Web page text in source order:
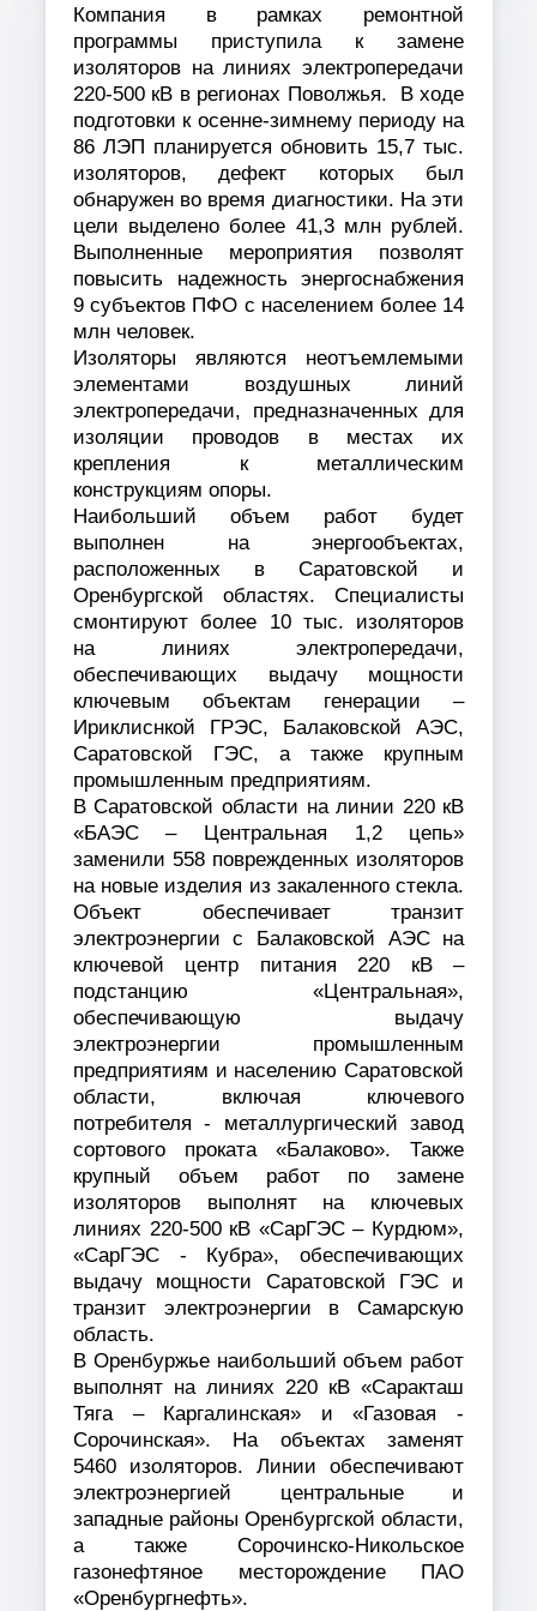
Компания в рамках ремонтной
программы приступила к замене
изоляторов на линиях электропередачи
220-500 кВ в регионах Поволжья.
В ходе
подготовки к осенне-зимнему периоду на
86 ЛЭП планируется обновить 15,7 тыс.
изоляторов, дефект которых был
обнаружен во время диагностики. На эти
цели выделено более 41,3 млн рублей.
Выполненные мероприятия позволят
повысить надежность энергоснабжения
9 субъектов ПФО с населением более 14
млн человек.
Изоляторы являются неотъемлемыми
элементами воздушных линий
электропередачи, предназначенных для
изоляции проводов в местах их
крепления к металлическим
конструкциям опоры.
Наибольший объем работ будет
выполнен на энергообъектах,
расположенных в Саратовской и
Оренбургской областях. Специалисты
смонтируют более 10 тыс. изоляторов
на линиях электропередачи,
обеспечивающих выдачу мощности
ключевым объектам генерации –
Ириклиснкой ГРЭС, Балаковской АЭС,
Саратовской ГЭС, а также крупным
промышленным предприятиям.
В Саратовской области на линии 220 кВ
«БАЭС – Центральная 1,2 цепь»
заменили 558 поврежденных изоляторов
на новые изделия из закаленного стекла.
Объект обеспечивает транзит
электроэнергии с Балаковской АЭС на
ключевой центр питания 220 кВ –
подстанцию «Центральная»,
обеспечивающую выдачу
электроэнергии промышленным
предприятиям и населению Саратовской
области, включая ключевого
потребителя - металлургический завод
сортового проката «Балаково». Также
крупный объем работ по замене
изоляторов выполнят на ключевых
линиях 220-500 кВ «СарГЭС – Курдюм»,
«СарГЭС - Кубра», обеспечивающих
выдачу мощности Саратовской ГЭС и
транзит электроэнергии в Самарскую
область.
В Оренбуржье наибольший объем работ
выполнят на линиях 220 кВ «Саракташ
Тяга – Каргалинская» и «Газовая -
Сорочинская». На объектах заменят
5460 изоляторов. Линии обеспечивают
электроэнергией центральные и
западные районы Оренбургской области,
а также Сорочинско-Никольское
газонефтяное месторождение ПАО
«Оренбургнефть».